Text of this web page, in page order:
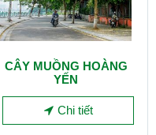
CÂY MUỒNG HOÀNG
YẾN
Chi tiết